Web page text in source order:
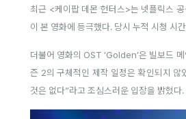
최근 <케이팝 데몬 헌터스>는 넷플릭스
이 본 영화에 등극했다. 당시 누적 시청 시
더불어 영화의 OST ‘Golden’은 빌보드
즌 2의 구체적인 제작 일정은 확인되지 않
것은 없다”라고 조심스러운 입장을 밝혔다.